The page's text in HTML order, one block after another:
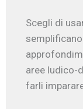
Scegli di
aree ludico-
farli